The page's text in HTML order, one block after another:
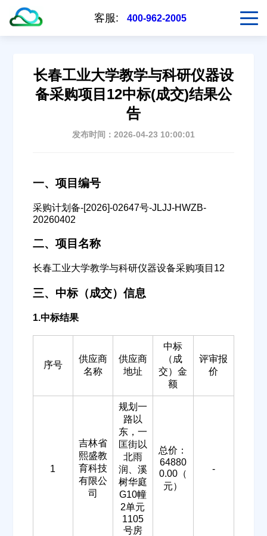
客服: 400-962-2005
长春工业大学教学与科研仪器设
备采购项目12中标(成交)结果公
告
发布时间：2026-04-23 10:00:01
一、项目编号
采购计划备-[2026]-02647号-JLJJ-HWZB-
20260402
二、项目名称
长春工业大学教学与科研仪器设备采购项目12
三、中标（成交）信息
1.中标结果
序号
供应商
名称
供应商
地址
中标
（成
交）金
额
评审报
价
1
吉林省
熙盛教
育科技
有限公
司
规划一
路以
东，一
匡街以
北雨
润、溪
树华庭
G10幢
2单元
1105
号房
总价：
64880
0.00（
元）
-